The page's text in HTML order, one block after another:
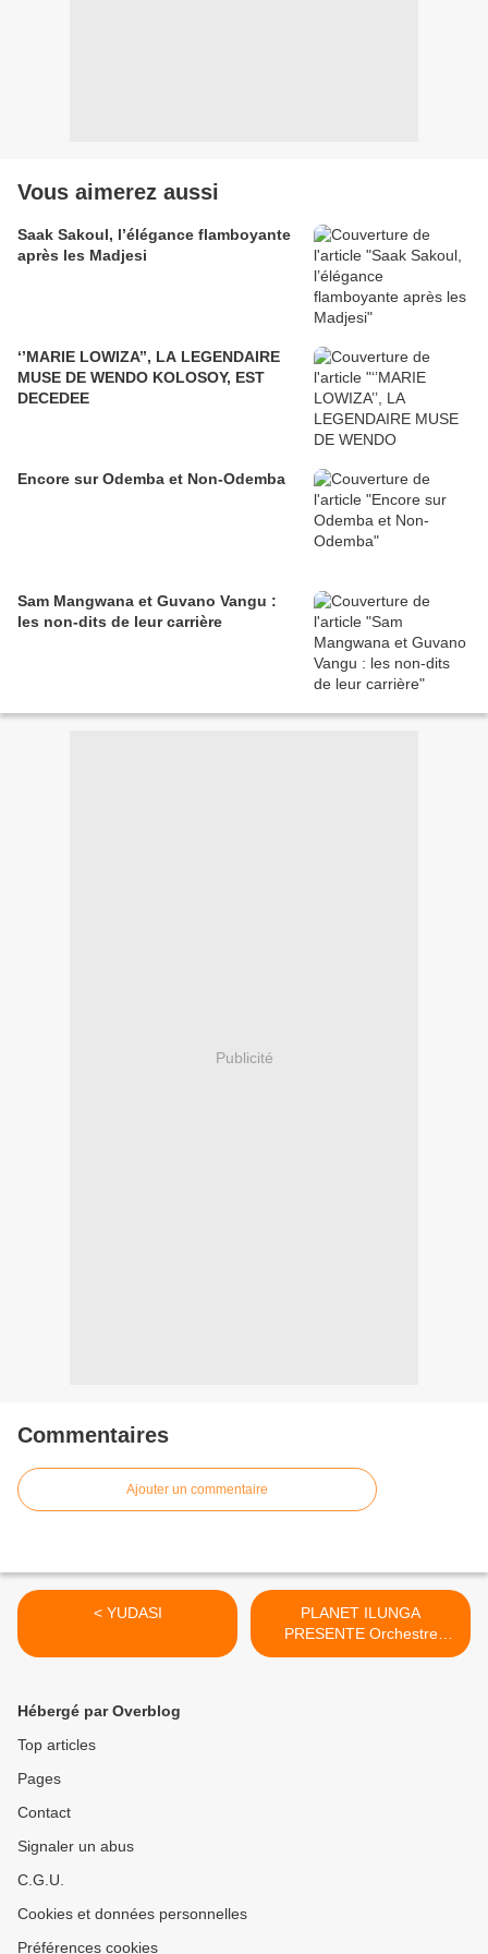
Vous aimerez aussi
Saak Sakoul, l’élégance flamboyante
après les Madjesi
‘’MARIE LOWIZA’’, LA LEGENDAIRE
MUSE DE WENDO KOLOSOY, EST
DECEDEE
Encore sur Odemba et Non-Odemba
Sam Mangwana et Guvano Vangu :
les non-dits de leur carrière
Publicité
Commentaires
Ajouter un commentaire
< YUDASI
PLANET ILUNGA
PRESENTE Orchestre
Bantou Jazz 45 rpm >
Hébergé par Overblog
Top articles
Pages
Contact
Signaler un abus
C.G.U.
Cookies et données personnelles
Préférences cookies